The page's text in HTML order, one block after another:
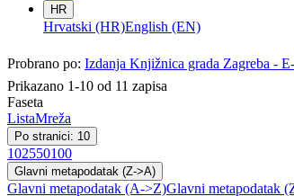
HR
Hrvatski (HR)English (EN)
Probrano po: Izdanja Knjižnica grada Zagreba -
Prikazano 1-10 od 11 zapisa
Faseta
ListaMreža
Po stranici: 10
102550100
Glavni metapodatak (Z->A)
Glavni metapodatak (A->Z)Glavni metapodatak